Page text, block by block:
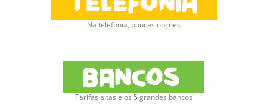
Na telefonia, poucas opções
Tarifas altas e os 5 grandes bancos